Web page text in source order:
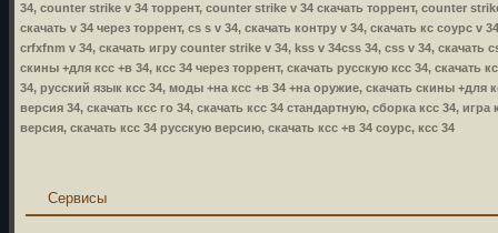
34, counter strike v 34 торрент, counter strike v 34 скачать торрент, counter
скачать v 34 через торрент, cs s v 34, скачать контру v 34, скачать кс соурс
crfxfnm v 34, скачать игру counter strike v 34, kss v 34css 34, css v 34, скачать
скины +для ксс +в 34, ксс 34 через торрент, скачать русскую ксс 34, скачать
34, русский язык ксс 34, моды +на ксс +в 34 +на оружие, скачать скины +для
версия 34, скачать ксс го 34, скачать ксс 34 стандартную, сборка ксс 34,
версия, скачать ксс 34 русскую версию, скачать ксс +в 34 соурс, ксс 34
Сервисы